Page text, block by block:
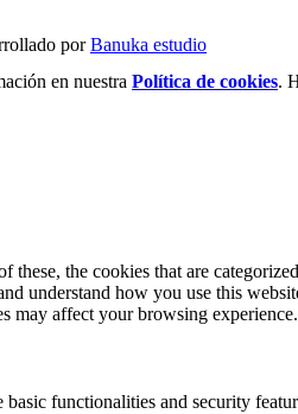
porBanuka estudio
en nuestra Política de cookies.
the cookies that are
understand how you use this
may affect your browsing experience.
functionalities and security